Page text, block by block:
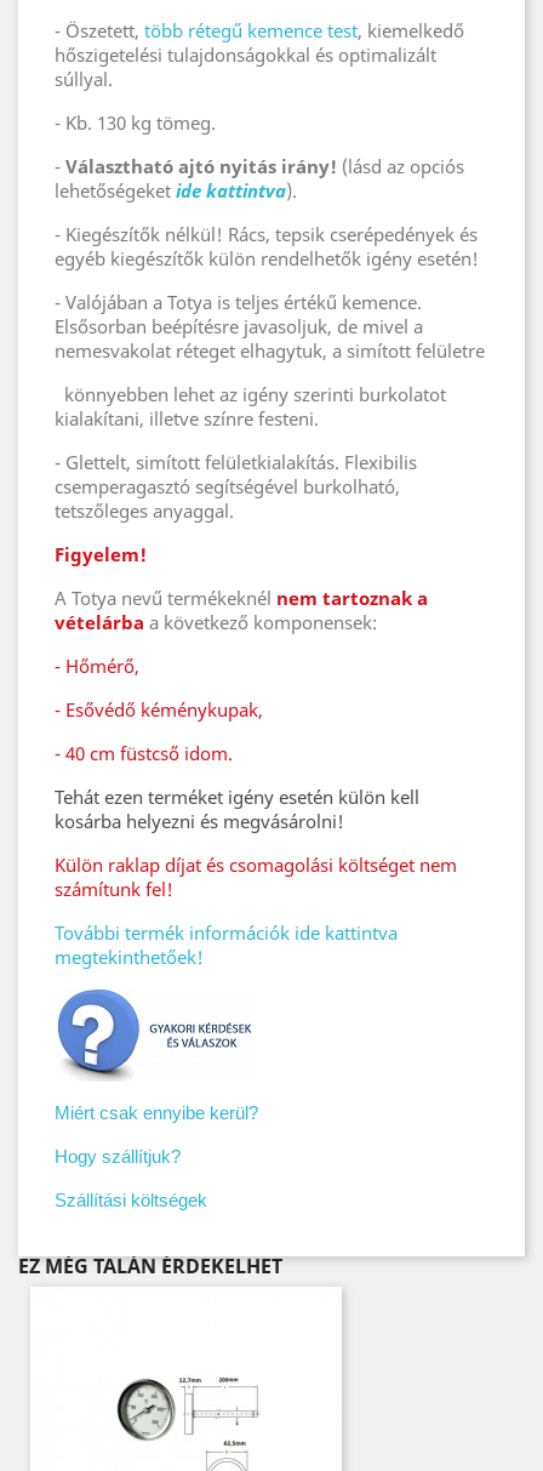
- Öszetett, több rétegű kemence test, kiemelkedő
hőszigetelési tulajdonságokkal és optimalizált
súllyal.
- Kb. 130 kg tömeg.
- Választható ajtó nyitás irány! (lásd az opciós
lehetőségeket ide kattintva).
- Kiegészítők nélkül! Rács, tepsik cserépedények és
egyéb kiegészítők külön rendelhetők igény esetén!
- Valójában a Totya is teljes értékű kemence.
Elsősorban beépítésre javasoljuk, de mivel a
nemesvakolat réteget elhagytuk, a simított felületre
könnyebben lehet az igény szerinti burkolatot
kialakítani, illetve színre festeni.
- Glettelt, simított felületkialakítás. Flexibilis
csemperagasztó segítségével burkolható,
tetszőleges anyaggal.
Figyelem!
A Totya nevű termékeknél nem tartoznak a
vételárba a következő komponensek:
- Hőmérő,
- Esővédő kéménykupak,
- 40 cm füstcső idom.
Tehát ezen terméket igény esetén külön kell
kosárba helyezni és megvásárolni!
Külön raklap díjat és csomagolási költséget nem
számítunk fel!
További termék információk ide kattintva
megtekinthetőek!
Miért csak ennyibe kerül?
Hogy szállítjuk?
Szállítási költségek
EZ MÉG TALÁN ÉRDEKELHET